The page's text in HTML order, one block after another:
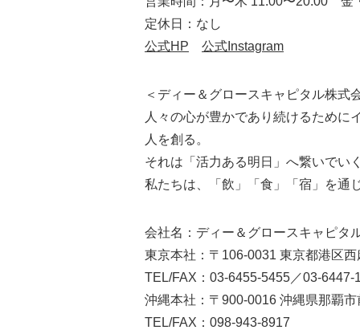
定休日：なし
公式HP
公式Instagram
＜ディー＆グロースキャピタル株式
人々の心が豊かであり続けるために
人を創る。
それは「活力ある明日」へ繋いでい
私たちは、「飲」「食」「宿」を通
会社名：ディー＆グロースキャピタ
東京本社：〒106-0031 東京都港区
TEL/FAX：03-6455-5455／03-6447-
沖縄本社：〒900-0016 沖縄県那覇
TEL/FAX：098-943-8917